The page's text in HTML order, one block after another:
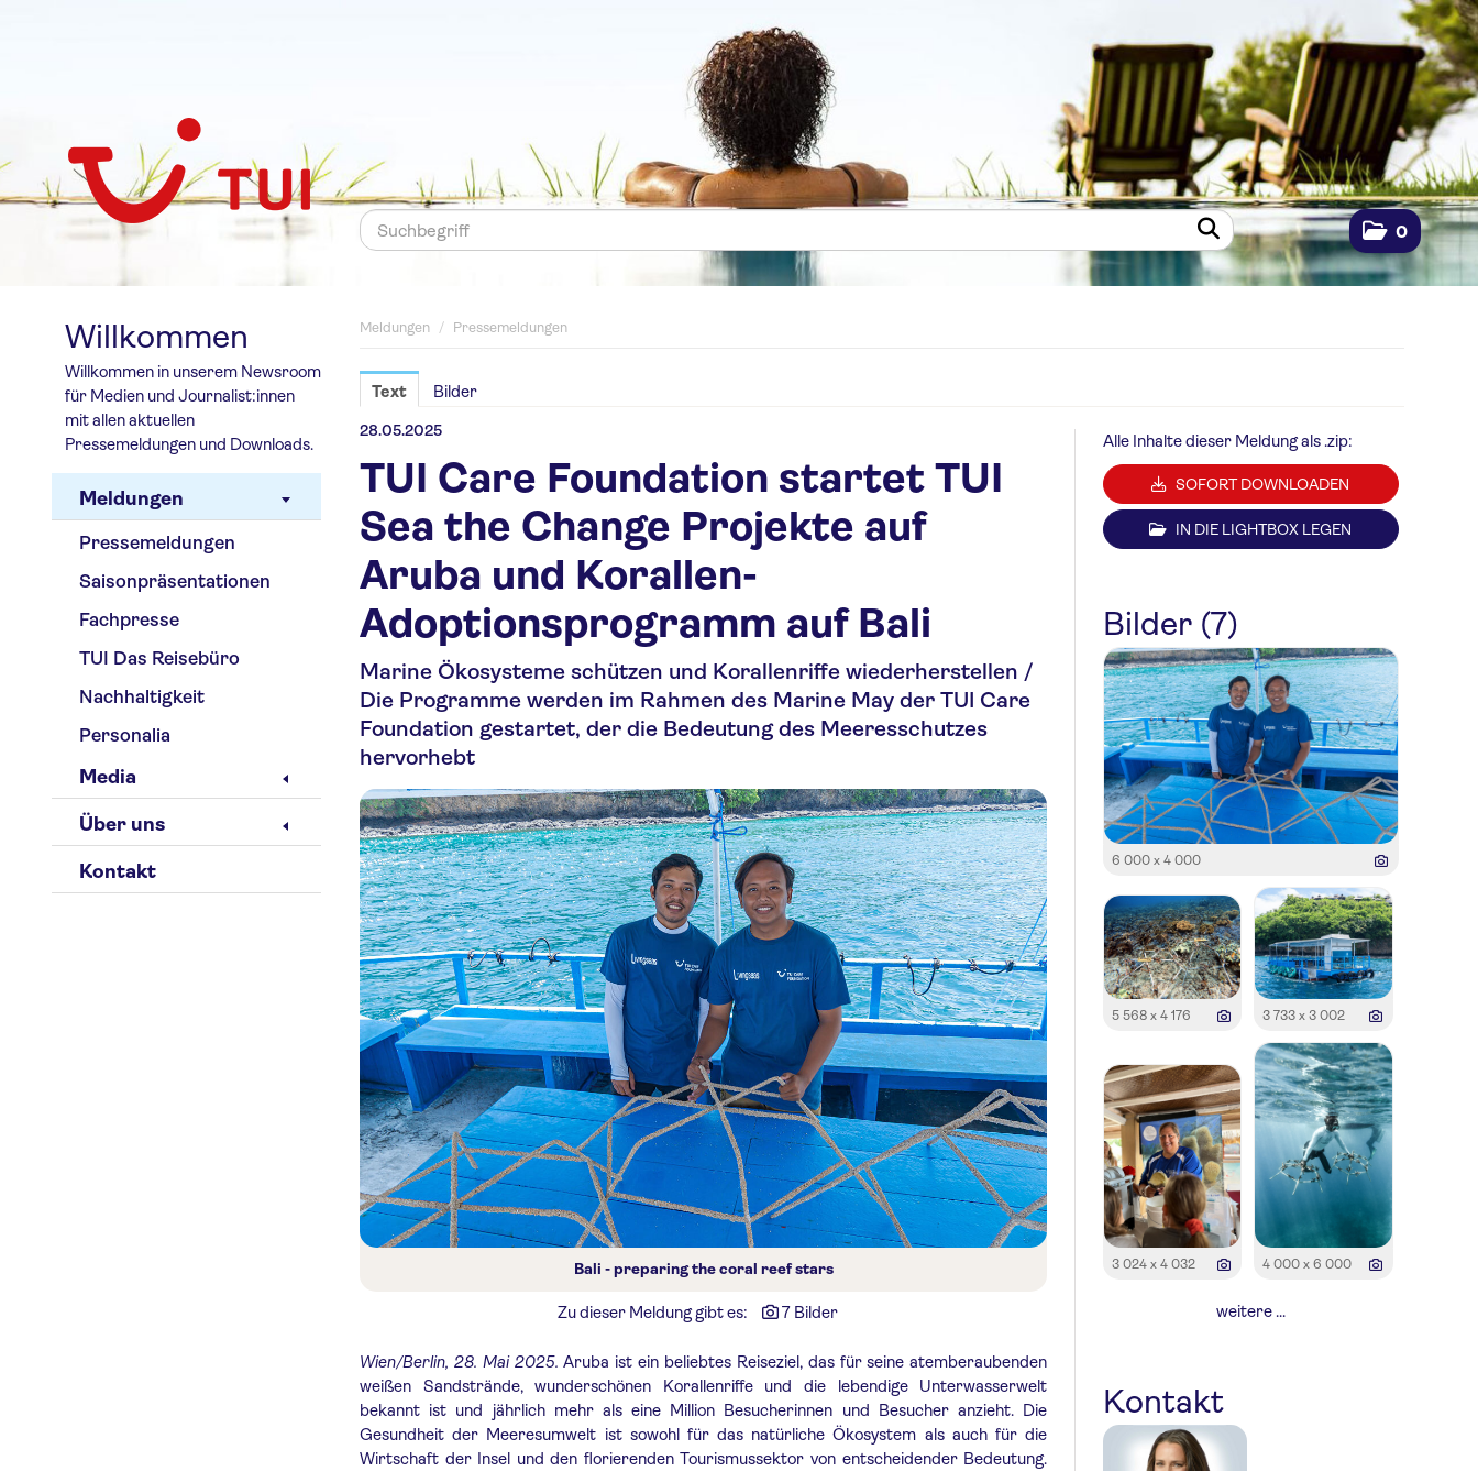
0
Willkommen
Willkommen in unserem Newsroom
für Medien und Journalist:innen
mit allen aktuellen
Pressemeldungen und Downloads.
Meldungen
Pressemeldungen
Saisonpräsentationen
Fachpresse
TUI Das Reisebüro
Nachhaltigkeit
Personalia
Media
Über uns
Kontakt
Meldungen / Pressemeldungen
Text Bilder
28.05.2025
TUI Care Foundation startet TUI
Sea the Change Projekte auf
Aruba und Korallen-
Adoptionsprogramm auf Bali
Marine Ökosysteme schützen und Korallenriffe wiederherstellen /
Die Programme werden im Rahmen des Marine May der TUI Care
Foundation gestartet, der die Bedeutung des Meeresschutzes
hervorhebt
Bali - preparing the coral reef stars
Zu dieser Meldung gibt es: 7 Bilder
Wien/Berlin, 28. Mai 2025. Aruba ist ein beliebtes Reiseziel, das für seine atemberaubenden
weißen Sandstrände, wunderschönen Korallenriffe und die lebendige Unterwasserwelt
bekannt ist und jährlich mehr als eine Million Besucherinnen und Besucher anzieht. Die
Gesundheit der Meeresumwelt ist sowohl für das natürliche Ökosystem als auch für die
Wirtschaft der Insel und den florierenden Tourismussektor von entscheidender Bedeutung.
Alle Inhalte dieser Meldung als .zip:
SOFORT DOWNLOADEN
IN DIE LIGHTBOX LEGEN
Bilder (7)
6 000 x 4 000
5 568 x 4 176 3 733 x 3 002
3 024 x 4 032 4 000 x 6 000
weitere ...
Kontakt